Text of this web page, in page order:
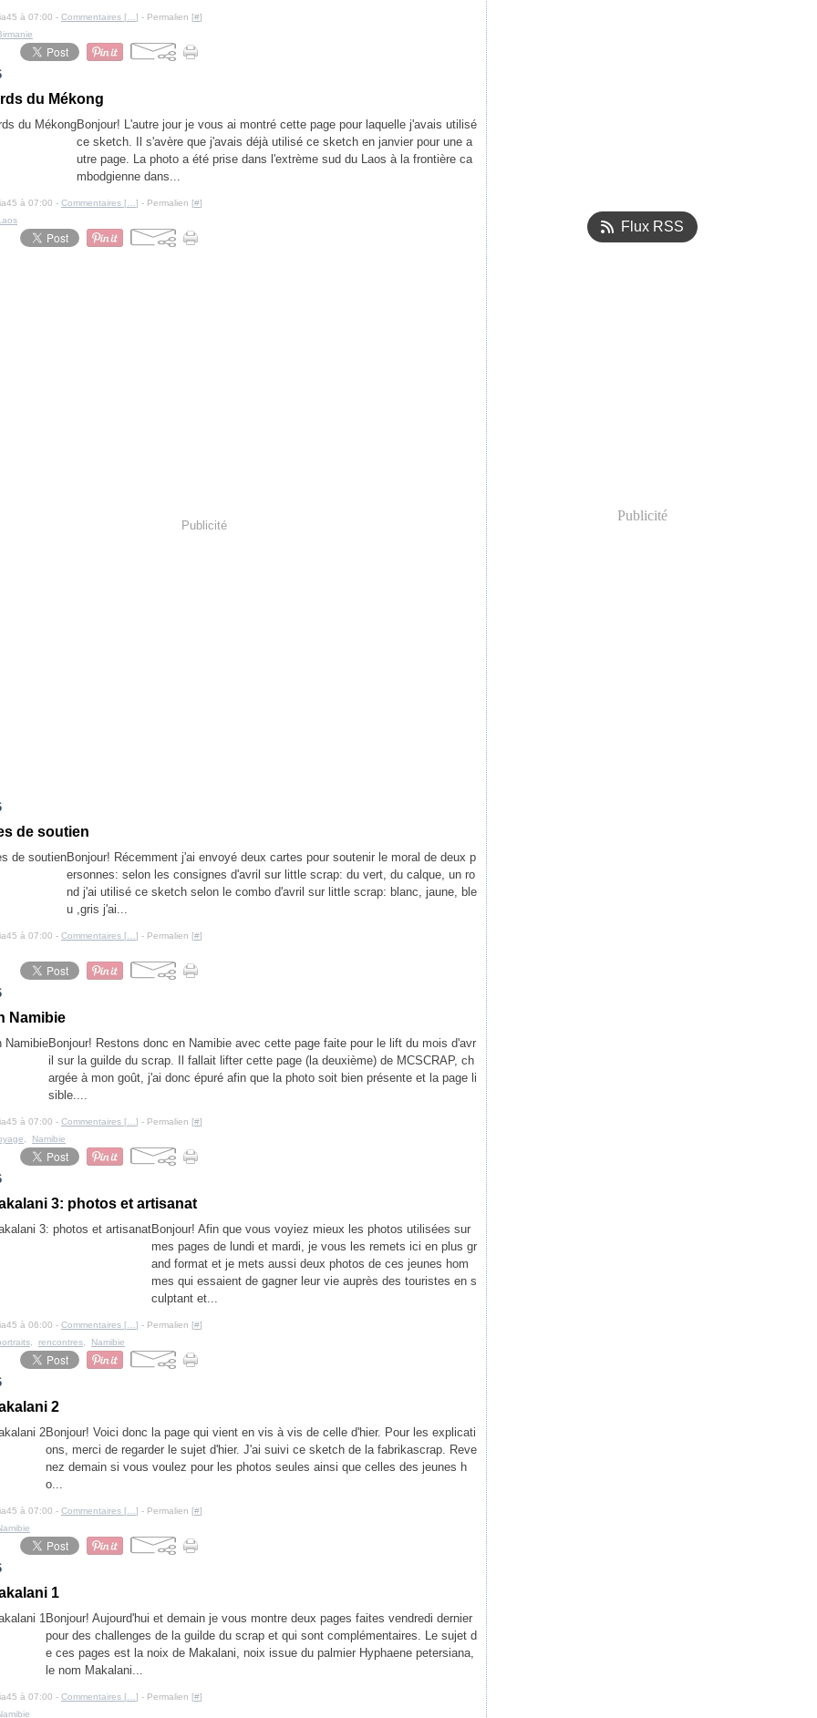
à 07:00 - Commentaires [ ] - Permalien [#]
du Mékong
Bonjour! L'autre jour je vous ai montré cette page pour laquelle j'avais utilisé
ce sketch. Il s'avère que j'avais déjà utilisé ce sketch en janvier pour une a
utre page. La photo a été prise dans l'extrème sud du Laos à la frontière ca
mbodgienne dans...
à 07:00 - Commentaires [ ] - Permalien [#]
Publicité
de soutien
Bonjour! Récemment j'ai envoyé deux cartes pour soutenir le moral de deux p
ersonnes: selon les consignes d'avril sur little scrap: du vert, du calque, un ro
nd j'ai utilisé ce sketch selon le combo d'avril sur little scrap: blanc, jaune, ble
u ,gris j'ai...
à 07:00 - Commentaires [ ] - Permalien [#]
Namibie
Bonjour! Restons donc en Namibie avec cette page faite pour le lift du mois d'avr
il sur la guilde du scrap. Il fallait lifter cette page (la deuxième) de MCSCRAP, ch
argée à mon goût, j'ai donc épuré afin que la photo soit bien présente et la page li
sible....
à 07:00 - Commentaires [ ] - Permalien [#]
Namibie
3: photos et artisanat
Bonjour! Afin que vous voyiez mieux les photos utilisées sur
mes pages de lundi et mardi, je vous les remets ici en plus gr
and format et je mets aussi deux photos de ces jeunes hom
mes qui essaient de gagner leur vie auprès des touristes en s
culptant et...
à 06:00 - Commentaires [ ] - Permalien [#]
rencontres Namibie
2
Bonjour! Voici donc la page qui vient en vis à vis de celle d'hier. Pour les explicati
ons, merci de regarder le sujet d'hier. J'ai suivi ce sketch de la fabrikascrap. Reve
nez demain si vous voulez pour les photos seules ainsi que celles des jeunes h
o...
à 07:00 - Commentaires [ ] - Permalien [#]
1
Bonjour! Aujourd'hui et demain je vous montre deux pages faites vendredi dernier
pour des challenges de la guilde du scrap et qui sont complémentaires. Le sujet d
e ces pages est la noix de Makalani, noix issue du palmier Hyphaene petersiana,
le nom Makalani...
à 07:00 - Commentaires [ ] - Permalien [#]
Flux RSS
Publicité